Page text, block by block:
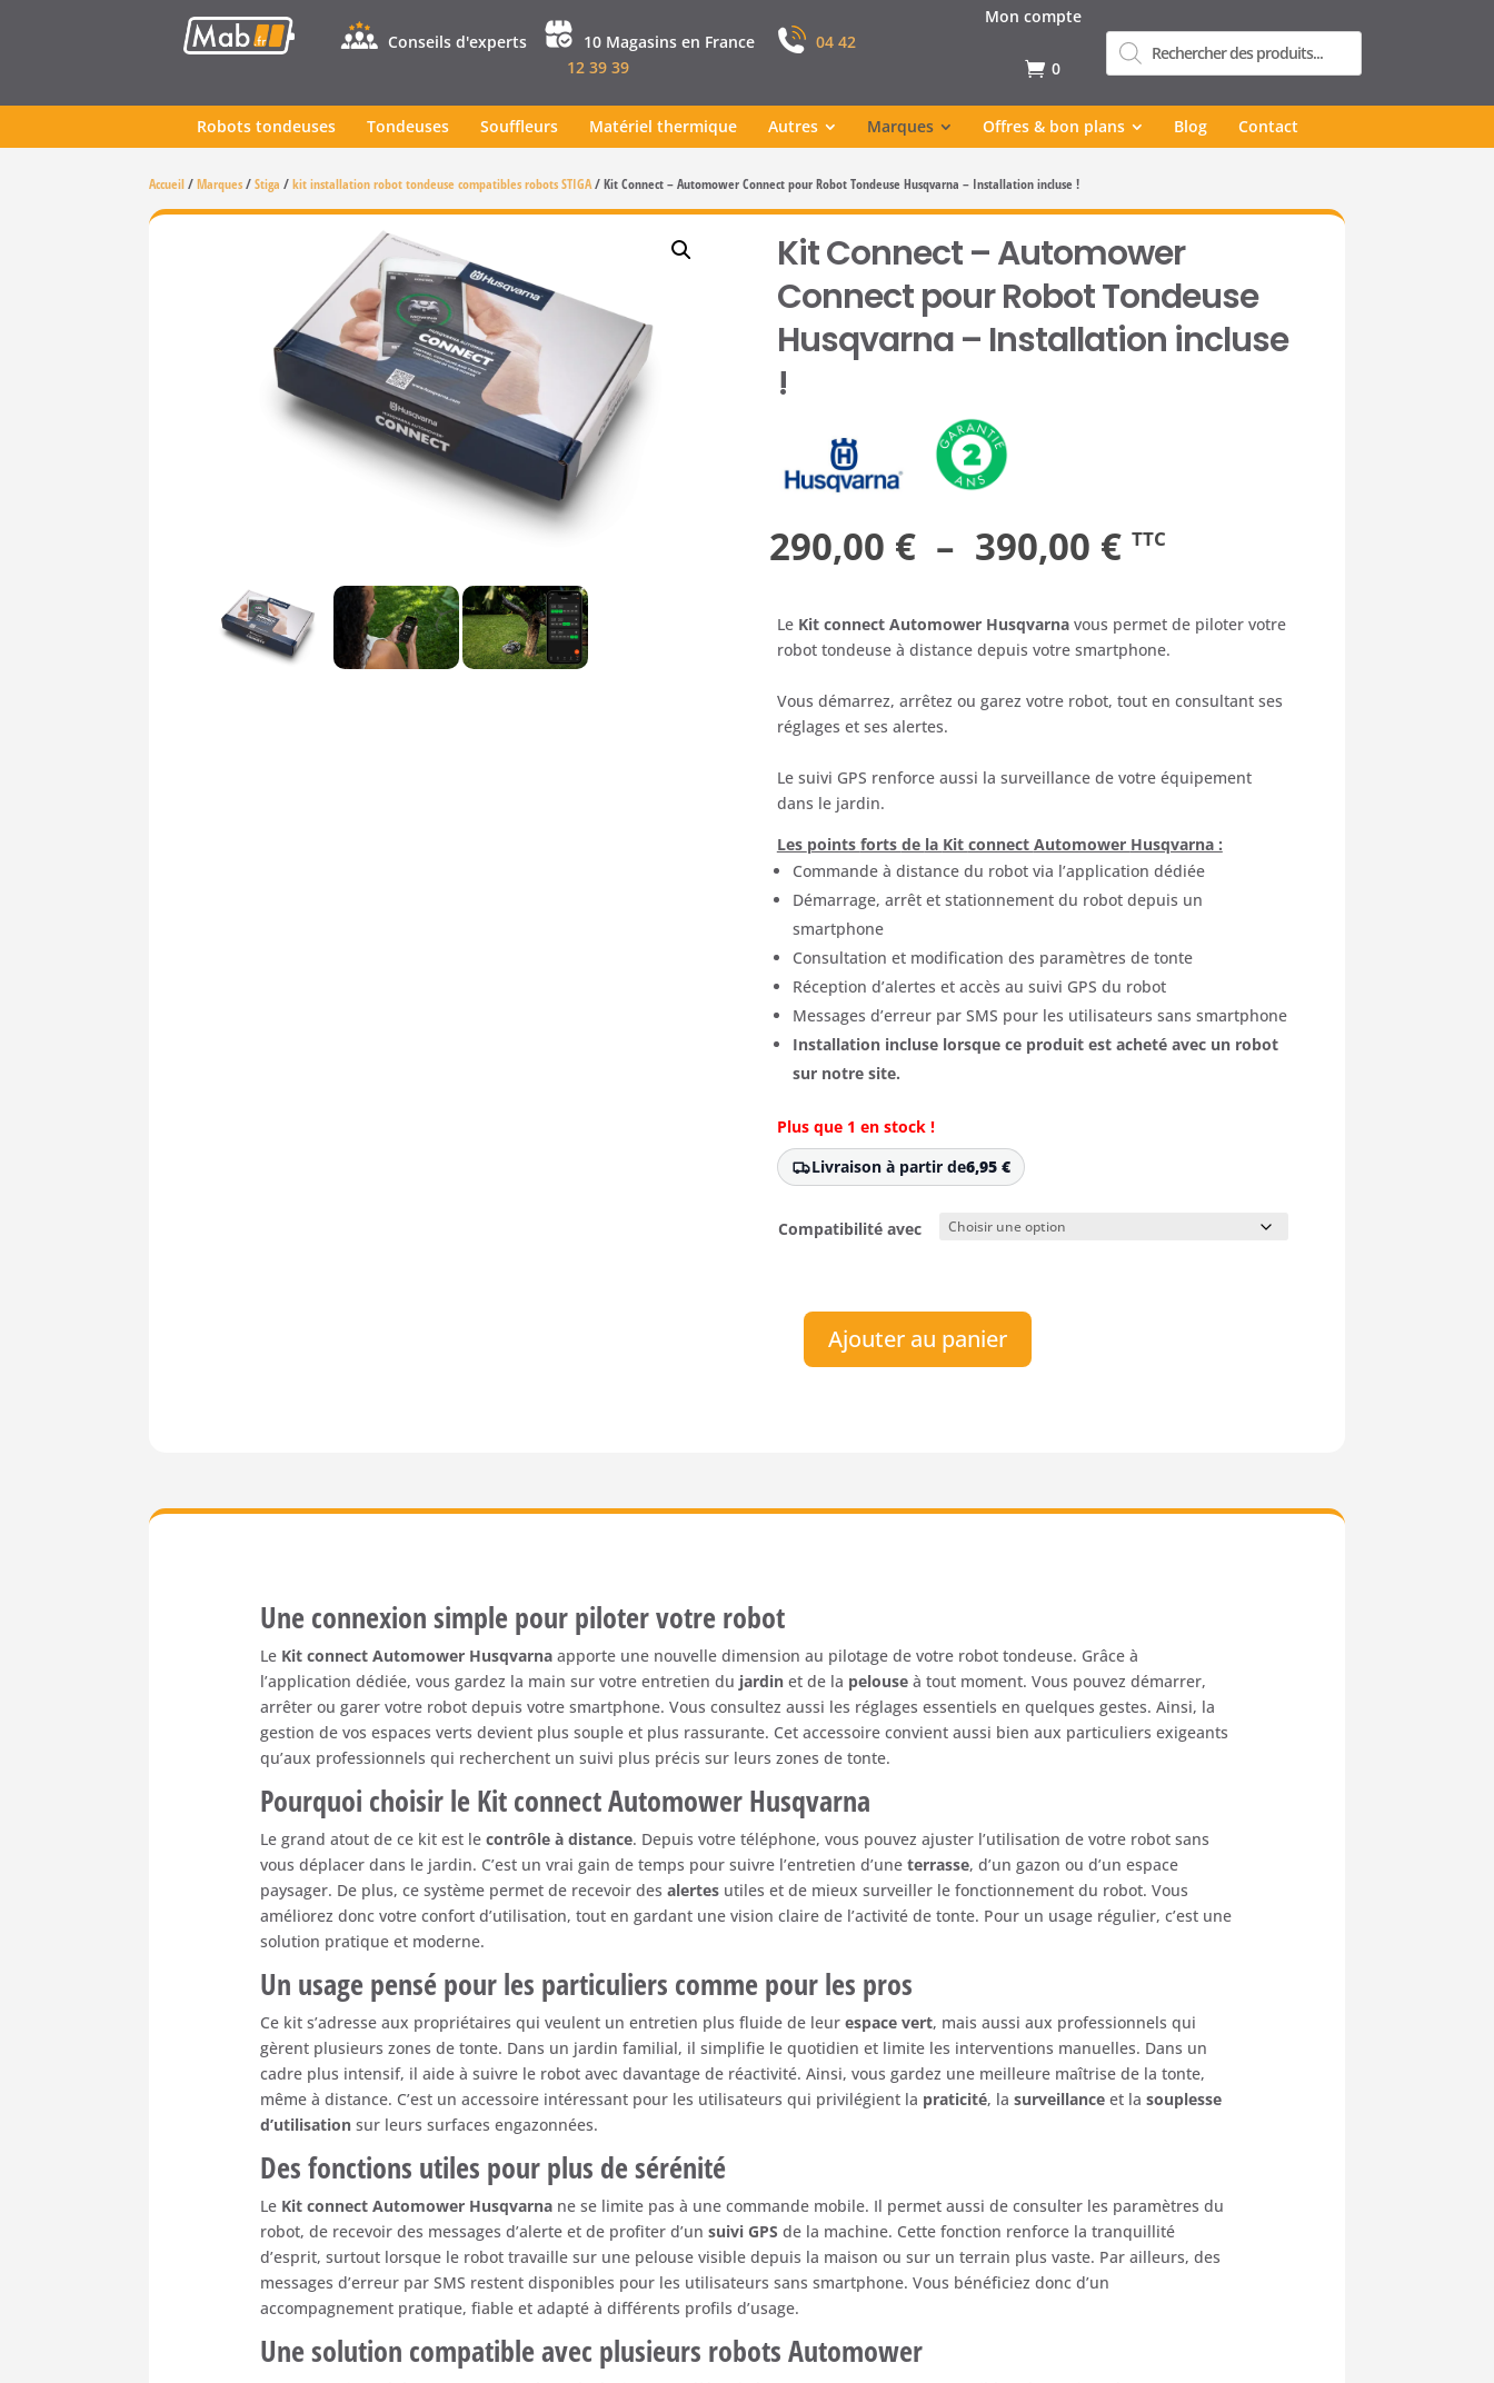
Conseils d'experts 10 Magasins en France
04 42
12 39 39
Mon compte
0
Recherche
de
produits
Robots tondeuses Tondeuses Souffleurs Matériel thermique Autres Marques Offres & bon plans Blog Contact
Accueil/Marques/Stiga /kit installation robot tondeuse compatibles robots STIGA/Kit Connect – Automower Connect pour Robot Tondeuse Husqvarna – Installation incluse !
Kit Connect – Automower
Connect pour Robot Tondeuse
Husqvarna – Installation incluse
!
290,00 € – 390,00 €Plage
prix :
290,00 €
390,00 €
TTC
Le Kit connect Automower Husqvarna vous permet de piloter votre
robot tondeuse à distance depuis votre smartphone.
Vous démarrez, arrêtez ou garez votre robot, tout en consultant ses
réglages et ses alertes.
Le suivi GPS renforce aussi la surveillance de votre équipement
dans le jardin.
Les points forts de la Kit connect Automower Husqvarna :
Commande à distance du robot via l’application dédiée
Démarrage, arrêt et stationnement du robot depuis un
smartphone
Consultation et modification des paramètres de tonte
Réception d’alertes et accès au suivi GPS du robot
Messages d’erreur par SMS pour les utilisateurs sans smartphone
Installation incluse lorsque ce produit est acheté avec un robot
sur notre site.
Plus que 1 en stock !
Livraison à partir de6,95 €
Compatibilité avec
quantité
Connect
Husqvarna
-
Installation
incluse
!
Ajouter au panier
Uneconnexionsimplepourpilotervotrerobot
Le KitconnectAutomower Husqvarna apporte une nouvelledimensionau pilotagedevotre robottondeuse. Grâceà
l’applicationdédiée,vousgardez la mainsurvotreentretiendu jardin etde la pelouse àtout moment.Vous pouvezdémarrer,
arrêterougarervotre robotdepuisvotresmartphone.Vousconsultezaussi les réglagesessentielsenquelquesgestes.Ainsi, la
gestiondevosespacesvertsdevient plussoupleet plus rassurante. Cetaccessoireconvientaussi bienaux particuliersexigeants
qu’aux professionnelsqui recherchent unsuivi plus précissur leurszonesdetonte.
Pourquoi choisirleKitconnectAutomowerHusqvarna
Legrandatoutdece kitest lecontrôleàdistance. Depuisvotretéléphone,vous pouvezajuster l’utilisationdevotre robotsans
vousdéplacerdans le jardin. C’est unvraigaindetemps poursuivre l’entretiend’uneterrasse,d’ungazonoud’unespace
paysager. De plus,cesystème permetde recevoirdesalertes utilesetde mieuxsurveiller lefonctionnementdu robot.Vous
améliorezdoncvotreconfortd’utilisation,toutengardant unevisionclairede l’activitédetonte. Pour un usage régulier,c’est une
solution pratiqueet moderne.
Un usagepensépourles particuliers commepourles pros
Ce kits’adresseaux propriétairesquiveulent unentretien plusfluidede leurespacevert, maisaussiaux professionnelsqui
gèrent plusieurszonesdetonte. Dans un jardinfamilial, ilsimplifie lequotidienet limite les interventions manuelles. Dans un
cadre plus intensif, ilaideàsuivre le robotavecdavantagede réactivité.Ainsi,vousgardez une meilleure maîtrisede latonte,
mêmeàdistance. C’est unaccessoire intéressant pour les utilisateursqui privilégient la praticité, lasurveillance et lasouplesse
d’utilisation sur leurssurfacesengazonnées.
Desfonctions utiles pourplus desérénité
Le KitconnectAutomower Husqvarna nese limite pasà unecommande mobile. Il permetaussideconsulter les paramètresdu
robot,de recevoirdes messagesd’alerteetde profiterd’unsuiviGPS de la machine. Cettefonction renforce latranquillité
d’esprit,surtout lorsque le robottravaillesur une pelousevisibledepuis la maisonousur unterrain plusvaste. Parailleurs,des
messagesd’erreur parSMS restentdisponibles pour les utilisateurssanssmartphone.Vous bénéficiezdoncd’un
accompagnement pratique,fiableetadaptéàdifférents profilsd’usage.
Unesolution compatibleavec plusieurs robotsAutomower